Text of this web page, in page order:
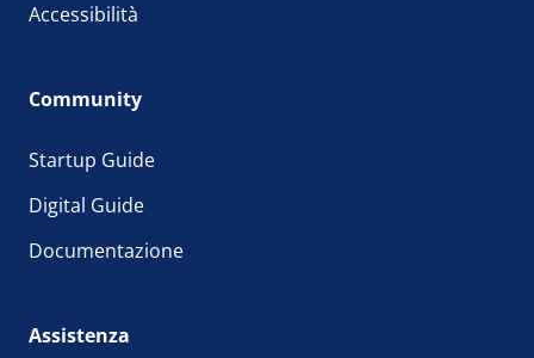
Accessibilità
Community
Startup Guide
Digital Guide
Documentazione
Assistenza